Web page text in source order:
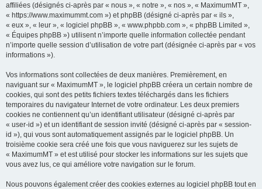
affiliées (désignés ci-après par « nous », « notre », « nos », « MaximumMT »,
« https://www.maximummt.com ») et phpBB (désigné ci-après par « ils »,
« eux », « leur », « logiciel phpBB », « www.phpbb.com », « phpBB Limited »,
« Équipes phpBB ») utilisent n’importe quelle information collectée pendant
n’importe quelle session d’utilisation de votre part (désignée ci-après par « vos
informations »).
Vos informations sont collectées de deux manières. Premièrement, en
naviguant sur « MaximumMT », le logiciel phpBB créera un certain nombre de
cookies, qui sont des petits fichiers textes téléchargés dans les fichiers
temporaires du navigateur Internet de votre ordinateur. Les deux premiers
cookies ne contiennent qu’un identifiant utilisateur (désigné ci-après par
« user-id ») et un identifiant de session invité (désigné ci-après par « session-
id »), qui vous sont automatiquement assignés par le logiciel phpBB. Un
troisième cookie sera créé une fois que vous naviguerez sur les sujets de
« MaximumMT » et est utilisé pour stocker les informations sur les sujets que
vous avez lus, ce qui améliore votre navigation sur le forum.
Nous pouvons également créer des cookies externes au logiciel phpBB tout en